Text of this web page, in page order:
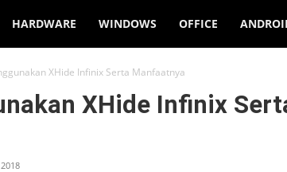
BagiTekno
HARDWARE WINDOWS OFFICE
XHide Infinix Serta Manfaatnya
XHide Infinix